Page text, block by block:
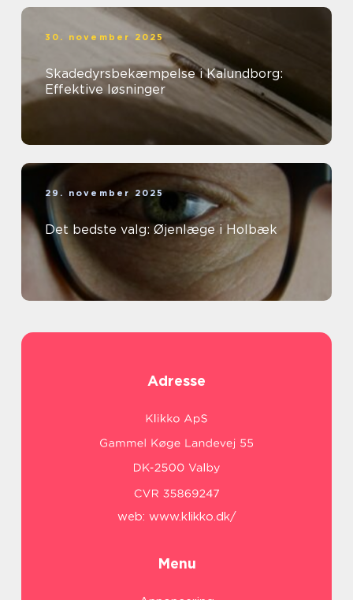
30. november 2025
Skadedyrsbekæmpelse i Kalundborg:
Effektive løsninger
29. november 2025
Det bedste valg: Øjenlæge i Holbæk
Adresse
web: www.klikko.dk/
Menu